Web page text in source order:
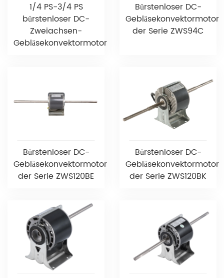
1/4 PS-3/4 PS
bürstenloser DC-
Zweiachsen-
Gebläsekonvektormotor
Bürstenloser DC-
Gebläsekonvektormotor
der Serie ZWS94C
Bürstenloser DC-
Gebläsekonvektormotor
der Serie ZWS120BE
Bürstenloser DC-
Gebläsekonvektormotor
der Serie ZWS120BK